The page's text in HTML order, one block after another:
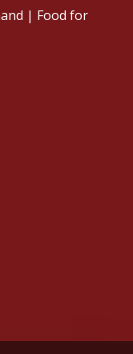
| Food for